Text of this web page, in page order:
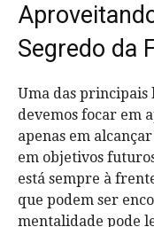
Segredo da
Uma das principais
devemos focar em
apenas em
em objetivos
está sempre à
que podem ser
mentalidade pode